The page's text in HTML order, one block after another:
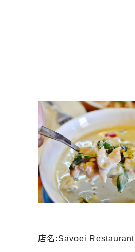
店名:Savoei Restaurant